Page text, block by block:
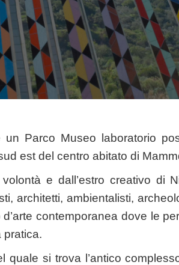
Parco Museo laboratorio
est del centro abitato di
e dall’estro creativo di
architetti, ambientalisti,
contemporanea dove le
pratica.
quale si trova l’antico